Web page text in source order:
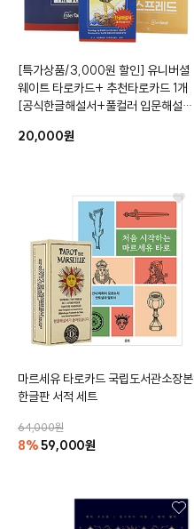
카드
[특가상품/3,000원 할인] 유니버셜
웨이트 타로카드+ 추천타로카드 1개
[공식한글해설서+풀컬러 입문해설서
20,000원
마르세유 타로카드 국립도서관소장본
한글판 서적 세트
64,000원
8%59,000원